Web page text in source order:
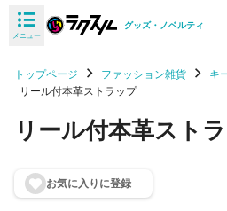
メニュー
グッズ・ノベルティ
トップページ ファッション雑貨
キ
リール付本革ストラップ
リール付本革スト
お気に入りに登録